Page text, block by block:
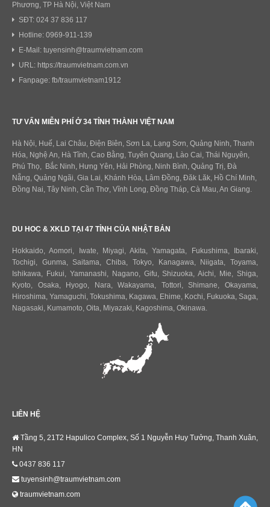
Phương, TP Hà Nội, Việt Nam
SĐT: 024 37 836 117
Hotline: 0969-911-139
E-Mail: tuyensinh@traumvietnam.com
URL: https://traumvietnam.com.vn
Fanpage: fb/traumvietnam1912
TƯ VẤN MIỄN PHÍ Ở 34 TỈNH THÀNH VIỆT NAM
Hà Nội, Huế, Lai Châu, Điện Biên, Sơn La, Lạng Sơn, Quảng Ninh, Thanh
Hóa, Nghệ An, Hà Tĩnh, Cao Bằng, Tuyên Quang, Lào Cai, Thái Nguyên,
Phú Thọ, Bắc Ninh, Hưng Yên, Hải Phòng, Ninh Bình, Quảng Trị, Đà
Nẵng, Quảng Ngãi, Gia Lai, Khánh Hòa, Lâm Đồng, Đăk Lăk, Hồ Chí Minh,
Đồng Nai, Tây Ninh, Cần Thơ, Vĩnh Long, Đồng Tháp, Cà Mau, An Giang.
DU HOC & XKLD TẠI 47 TỈNH CỦA NHẬT BẢN
Hokkaido,Aomori, Iwate, Miyagi,Akita,Yamagata, Fukushima, Ibaraki,
Tochigi, Gunma, Saitama,Chiba, Tokyo, Kanagawa, Niigata,Toyama,
Ishikawa, Fukui, Yamanashi, Nagano, Gifu, Shizuoka,Aichi, Mie, Shiga,
Kyoto, Osaka, Hyogo, Nara,Wakayama, Tottori, Shimane,Okayama,
Hiroshima, Yamaguchi, Tokushima, Kagawa, Ehime, Kochi, Fukuoka, Saga,
Nagasaki, Kumamoto, Oita, Miyazaki, Kagoshima, Okinawa.
LIÊN HỆ
Tầng 5, 21T2 Hapulico Complex, Số 1 Nguyễn Huy Tưởng, Thanh Xuân,
HN
0437 836 117
tuyensinh@traumvietnam.com
traumvietnam.com